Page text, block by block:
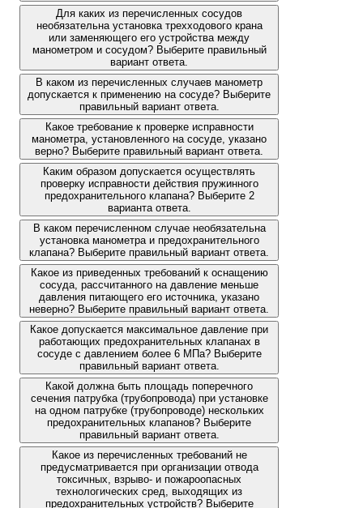
Для каких из перечисленных сосудов
необязательна установка трехходового крана
или заменяющего его устройства между
манометром и сосудом? Выберите правильный
вариант ответа.
В каком из перечисленных случаев манометр
допускается к применению на сосуде? Выберите
правильный вариант ответа.
Какое требование к проверке исправности
манометра, установленного на сосуде, указано
верно? Выберите правильный вариант ответа.
Каким образом допускается осуществлять
проверку исправности действия пружинного
предохранительного клапана? Выберите 2
варианта ответа.
В каком перечисленном случае необязательна
установка манометра и предохранительного
клапана? Выберите правильный вариант ответа.
Какое из приведенных требований к оснащению
сосуда, рассчитанного на давление меньше
давления питающего его источника, указано
неверно? Выберите правильный вариант ответа.
Какое допускается максимальное давление при
работающих предохранительных клапанах в
сосуде с давлением более 6 МПа? Выберите
правильный вариант ответа.
Какой должна быть площадь поперечного
сечения патрубка (трубопровода) при установке
на одном патрубке (трубопроводе) нескольких
предохранительных клапанов? Выберите
правильный вариант ответа.
Какое из перечисленных требований не
предусматривается при организации отвода
токсичных, взрыво- и пожароопасных
технологических сред, выходящих из
предохранительных устройств? Выберите